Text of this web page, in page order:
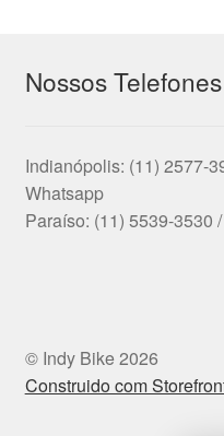
Nossos Telefones
Indianópolis: (11) 2577-
Whatsapp
Paraíso: (11) 5539-3530
© Indy Bike 2026
Construido com